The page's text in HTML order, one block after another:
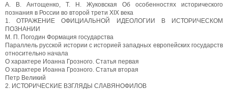
А. В. Антощенко, Т. Н. Жуковская Об особенностях исторического
познания в России во второй трети XIX века
1. ОТРАЖЕНИЕ ОФИЦИАЛЬНОЙ ИДЕОЛОГИИ В ИСТОРИЧЕСКОМ
ПОЗНАНИИ
М. П. Погодин Формация государства
Параллель русской истории с историей западных европейских государств
относительно начала
О характере Иоанна Грозного. Статья первая
О характере Иоанна Грозного. Статья вторая
Петр Великий
2. ИСТОРИЧЕСКИЕ ВЗГЛЯДЫ СЛАВЯНОФИЛОВ